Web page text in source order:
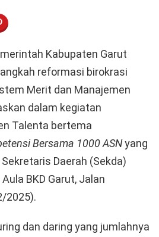
MESSENGER
Kabupaten Garut
reformasi birokrasi
Merit dan Manajemen
dalam kegiatan
Talenta bertema
Bersama 1000 ASNyang
Daerah (Sekda)
BKD Garut, Jalan
2025).
dan daring yang jumlahnya